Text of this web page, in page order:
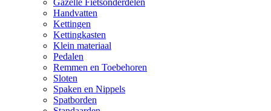
Gazelle Fietsonderdelen
Handvatten
Kettingen
Kettingkasten
Klein materiaal
Pedalen
Remmen en Toebehoren
Sloten
Spaken en Nippels
Spatborden